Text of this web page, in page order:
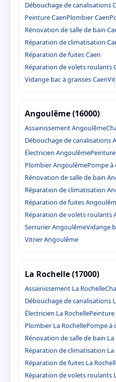
Débouchage de canalisations
Peinture CaenPlombier Caen
Rénovation de salle de bain
Réparation de climatisation
Réparation de fuites Caen
Réparation de volets roulants
Vidange bac à graisses Caen
Angoulême (16000)
Assainissement Angoulême
Débouchage de canalisations
Électricien Angoulême
Plombier AngoulêmePompe à
Rénovation de salle de bain
Réparation de climatisation
Réparation de fuites
Réparation de volets roulants
Serrurier AngoulêmeVidange
Vitrier Angoulême
La Rochelle (17000)
Assainissement La Rochelle
Débouchage de canalisations
Électricien La RochellePeinture
Plombier La RochellePompe à
Rénovation de salle de bain La
Réparation de climatisation La
Réparation de fuites La
Réparation de volets roulants